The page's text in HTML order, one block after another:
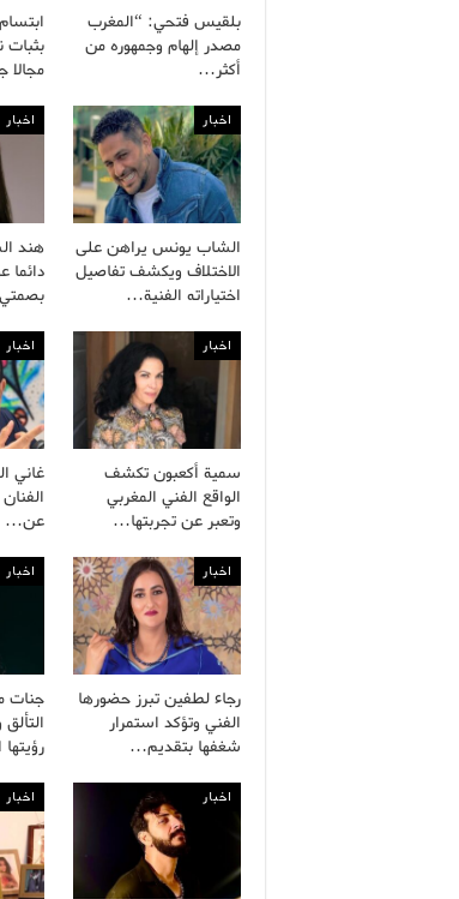
بلقيس فتحي: “المغرب
مصدر إلهام وجمهوره من
أكثر…
بثبات
اخبار
الشاب يونس يراهن على
الاختلاف ويكشف تفاصيل
اختياراته الفنية…
اخبار
هند
اخبار
سمية أكعبون تكشف
الواقع الفني المغربي
وتعبر عن تجربتها…
اخبار
غاني
عن…
اخبار
رجاء لطفين تبرز حضورها
الفني وتؤكد استمرار
شغفها بتقديم…
اخبار
جنات
اخبار اخبار